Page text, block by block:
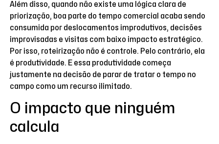
Além disso, quando não existe uma lógica clara de
priorização, boa parte do tempo comercial acaba sendo
consumida por deslocamentos improdutivos, decisões
improvisadas e visitas com baixo impacto estratégico.
Por isso, roteirização não é controle. Pelo contrário, ela
é produtividade. E essa produtividade começa
justamente na decisão de parar de tratar o tempo no
campo como um recurso ilimitado.
O impacto que ninguém
calcula